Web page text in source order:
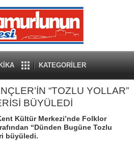
KATEGORİLER
“TOZLU YOLLAR”
BÜYÜLEDİ
Kültür Merkezi’nde Folklor
“Dünden Bugüne Tozlu
büyüledi.